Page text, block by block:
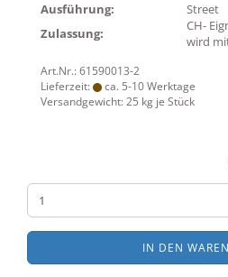
Ausführung:
Street
Zulassung:
CH-
wird
Art.Nr.: 61590013-2
Lieferzeit:
ca. 5-10 Werktage
Versandgewicht:25 kg je Stück
IN DEN